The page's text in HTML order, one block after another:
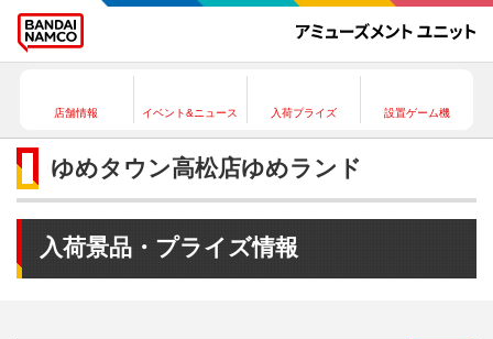
店舗情報 イベント&ニュース 入荷プライズ 設置ゲーム機
ゆめタウン高松店ゆめランド
入荷景品・プライズ情報